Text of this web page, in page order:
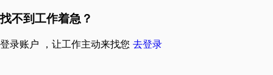
找不到工作着急？
登录账户 ，让工作主动来找您 去登录